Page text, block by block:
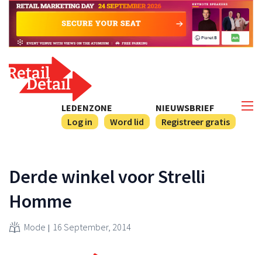
NIEUWSBRIEF
Registreer gratis
LEDENZONE
Log in
Word lid
Derde winkel voor Strelli
Homme
Mode 16 September, 2014